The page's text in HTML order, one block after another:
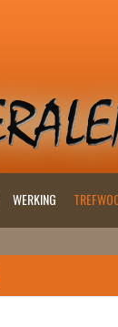
WERKING